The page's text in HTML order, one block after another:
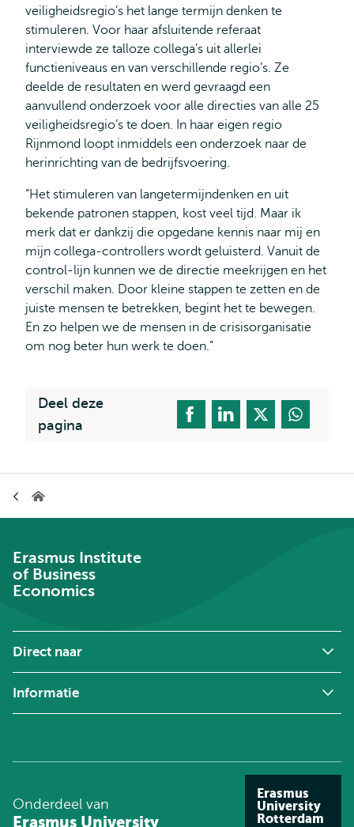
veiligheidsregio’s het lange termijn denken te
stimuleren. Voor haar afsluitende referaat
interviewde ze talloze collega’s uit allerlei
functieniveaus en van verschillende regio’s. Ze
deelde de resultaten en werd gevraagd een
aanvullend onderzoek voor alle directies van alle 25
veiligheidsregio’s te doen. In haar eigen regio
Rijnmond loopt inmiddels een onderzoek naar de
herinrichting van de bedrijfsvoering.
“Het stimuleren van langetermijndenken en uit
bekende patronen stappen, kost veel tijd. Maar ik
merk dat er dankzij die opgedane kennis naar mij en
mijn collega-controllers wordt geluisterd. Vanuit de
control-lijn kunnen we de directie meekrijgen en het
verschil maken. Door kleine stappen te zetten en de
juiste mensen te betrekken, begint het te bewegen.
En zo helpen we de mensen in de crisisorganisatie
om nog beter hun werk te doen.”
Deel deze
pagina
Erasmus
Erasmus Institute
of Business
Economics
Direct naar
Informatie
Onderdeel van
Erasmus University
Erasmus
University
Rotterdam